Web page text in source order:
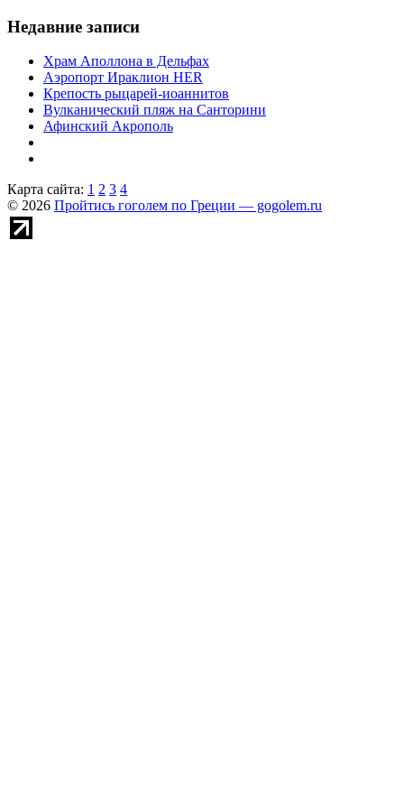
Недавние записи
Храм Аполлона в Дельфах
Аэропорт Ираклион HER
Крепость рыцарей-иоаннитов
Вулканический пляж на Санторини
Афинский Акрополь
Карта сайта: 1 2 3 4
© 2026 Пройтись гоголем по Греции — gogolem.ru